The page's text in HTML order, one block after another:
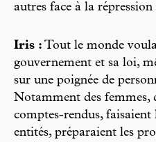
autres face à la répression
Iris : Tout le monde
gouvernement et sa loi,
sur une poignée de
Notamment des femmes,
comptes-rendus,
entités, préparaient les